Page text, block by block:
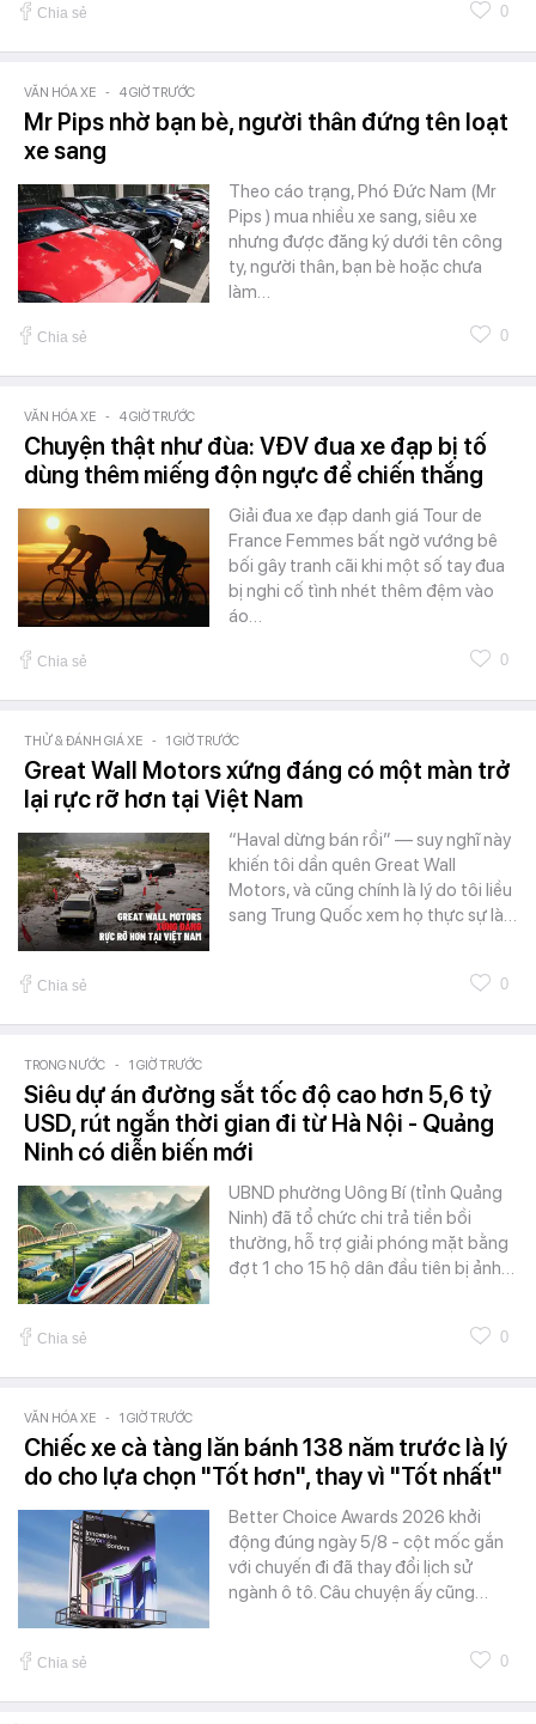
Chia sẻ 0
VĂN HÓA XE - 4 GIỜ TRƯỚC
Mr Pips nhờ bạn bè, người thân đứng tên loạt
xe sang
Theo cáo trạng, Phó Đức Nam (Mr
Pips ) mua nhiều xe sang, siêu xe
nhưng được đăng ký dưới tên công
ty, người thân, bạn bè hoặc chưa
làm…
Chia sẻ 0
VĂN HÓA XE - 4 GIỜ TRƯỚC
Chuyện thật như đùa: VĐV đua xe đạp bị tố
dùng thêm miếng độn ngực để chiến thắng
Giải đua xe đạp danh giá Tour de
France Femmes bất ngờ vướng bê
bối gây tranh cãi khi một số tay đua
bị nghi cố tình nhét thêm đệm vào
áo…
Chia sẻ 0
THỬ & ĐÁNH GIÁ XE - 1 GIỜ TRƯỚC
Great Wall Motors xứng đáng có một màn trở
lại rực rỡ hơn tại Việt Nam
“Haval dừng bán rồi” — suy nghĩ này
khiến tôi dần quên Great Wall
Motors, và cũng chính là lý do tôi liều
sang Trung Quốc xem họ thực sự là…
Chia sẻ 0
TRONG NƯỚC - 1 GIỜ TRƯỚC
Siêu dự án đường sắt tốc độ cao hơn 5,6 tỷ
USD, rút ngắn thời gian đi từ Hà Nội - Quảng
Ninh có diễn biến mới
UBND phường Uông Bí (tỉnh Quảng
Ninh) đã tổ chức chi trả tiền bồi
thường, hỗ trợ giải phóng mặt bằng
đợt 1 cho 15 hộ dân đầu tiên bị ảnh…
Chia sẻ 0
VĂN HÓA XE - 1 GIỜ TRƯỚC
Chiếc xe cà tàng lăn bánh 138 năm trước là lý
do cho lựa chọn "Tốt hơn", thay vì "Tốt nhất"
Better Choice Awards 2026 khởi
động đúng ngày 5/8 - cột mốc gắn
với chuyến đi đã thay đổi lịch sử
ngành ô tô. Câu chuyện ấy cũng…
Chia sẻ 0